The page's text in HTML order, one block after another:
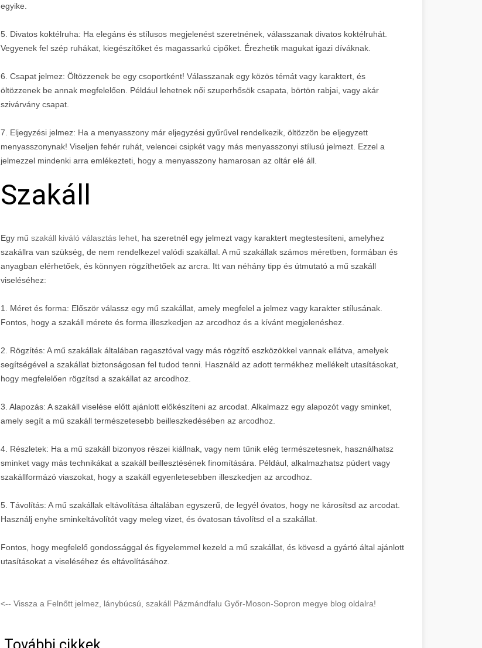
egyike.
5. Divatos koktélruha: Ha elegáns és stílusos megjelenést szeretnének, válasszanak divatos koktélruhát.
Vegyenek fel szép ruhákat, kiegészítőket és magassarkú cipőket. Érezhetik magukat igazi díváknak.
6. Csapat jelmez: Öltözzenek be egy csoportként! Válasszanak egy közös témát vagy karaktert, és
öltözzenek be annak megfelelően. Például lehetnek női szuperhősök csapata, börtön rabjai, vagy akár
szivárvány csapat.
7. Eljegyzési jelmez: Ha a menyasszony már eljegyzési gyűrűvel rendelkezik, öltözzön be eljegyzett
menyasszonynak! Viseljen fehér ruhát, velencei csipkét vagy más menyasszonyi stílusú jelmezt. Ezzel a
jelmezzel mindenki arra emlékezteti, hogy a menyasszony hamarosan az oltár elé áll.
Szakáll
Egy mű szakáll kiváló választás lehet, ha szeretnél egy jelmezt vagy karaktert megtestesíteni, amelyhez
szakállra van szükség, de nem rendelkezel valódi szakállal. A mű szakállak számos méretben, formában és
anyagban elérhetőek, és könnyen rögzíthetőek az arcra. Itt van néhány tipp és útmutató a mű szakáll
viseléséhez:
1. Méret és forma: Először válassz egy mű szakállat, amely megfelel a jelmez vagy karakter stílusának.
Fontos, hogy a szakáll mérete és forma illeszkedjen az arcodhoz és a kívánt megjelenéshez.
2. Rögzítés: A mű szakállak általában ragasztóval vagy más rögzítő eszközökkel vannak ellátva, amelyek
segítségével a szakállat biztonságosan fel tudod tenni. Használd az adott termékhez mellékelt utasításokat,
hogy megfelelően rögzítsd a szakállat az arcodhoz.
3. Alapozás: A szakáll viselése előtt ajánlott előkészíteni az arcodat. Alkalmazz egy alapozót vagy sminket,
amely segít a mű szakáll természetesebb beilleszkedésében az arcodhoz.
4. Részletek: Ha a mű szakáll bizonyos részei kiállnak, vagy nem tűnik elég természetesnek, használhatsz
sminket vagy más technikákat a szakáll beillesztésének finomítására. Például, alkalmazhatsz púdert vagy
szakállformázó viaszokat, hogy a szakáll egyenletesebben illeszkedjen az arcodhoz.
5. Távolítás: A mű szakállak eltávolítása általában egyszerű, de legyél óvatos, hogy ne károsítsd az arcodat.
Használj enyhe sminkeltávolítót vagy meleg vizet, és óvatosan távolítsd el a szakállat.
Fontos, hogy megfelelő gondossággal és figyelemmel kezeld a mű szakállat, és kövesd a gyártó által ajánlott
utasításokat a viseléséhez és eltávolításához.
<-- Vissza a Felnőtt jelmez, lánybúcsú, szakáll Pázmándfalu Győr-Moson-Sopron megye blog oldalra!
További cikkek